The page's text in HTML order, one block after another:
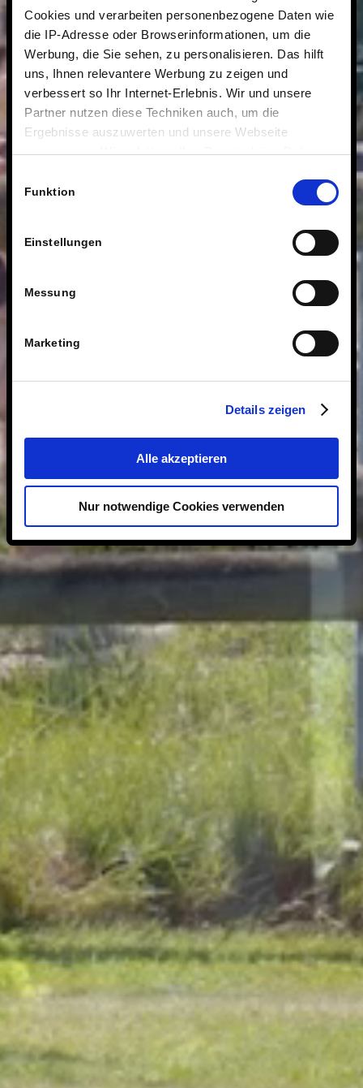
Cookies und verarbeiten personenbezogene Daten wie
die IP-Adresse oder Browserinformationen, um die
Werbung, die Sie sehen, zu personalisieren. Das hilft
uns, Ihnen relevantere Werbung zu zeigen und
verbessert so Ihr Internet-Erlebnis. Wir und unsere
Partner nutzen diese Techniken auch, um die
Ergebnisse auszuwerten und unsere Webseite
anzupassen. Wir schätzen Ihre Privatsphäre. Daher
Technologien.
Funktion
Einstellungen
Messung
Marketing
Details zeigen
Alle akzeptieren
Nur notwendige Cookies verwenden